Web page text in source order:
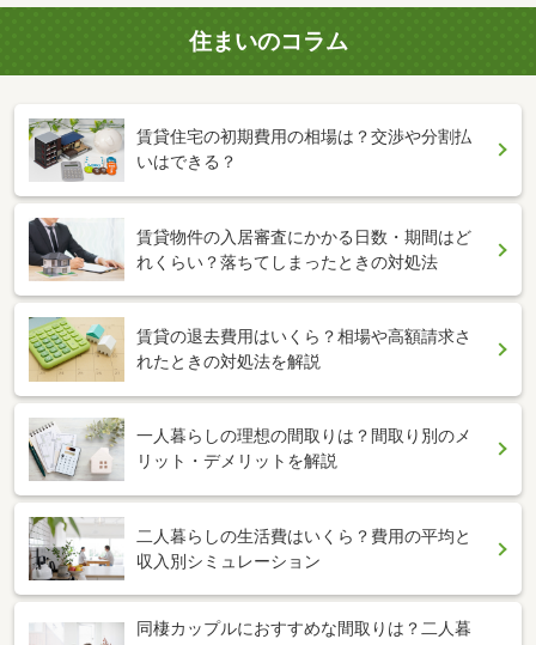
住まいのコラム
賃貸住宅の初期費用の相場は？交渉や分割払
いはできる？
賃貸物件の入居審査にかかる日数・期間はど
れくらい？落ちてしまったときの対処法
賃貸の退去費用はいくら？相場や高額請求さ
れたときの対処法を解説
一人暮らしの理想の間取りは？間取り別のメ
リット・デメリットを解説
二人暮らしの生活費はいくら？費用の平均と
収入別シミュレーション
同棲カップルにおすすめな間取りは？二人暮